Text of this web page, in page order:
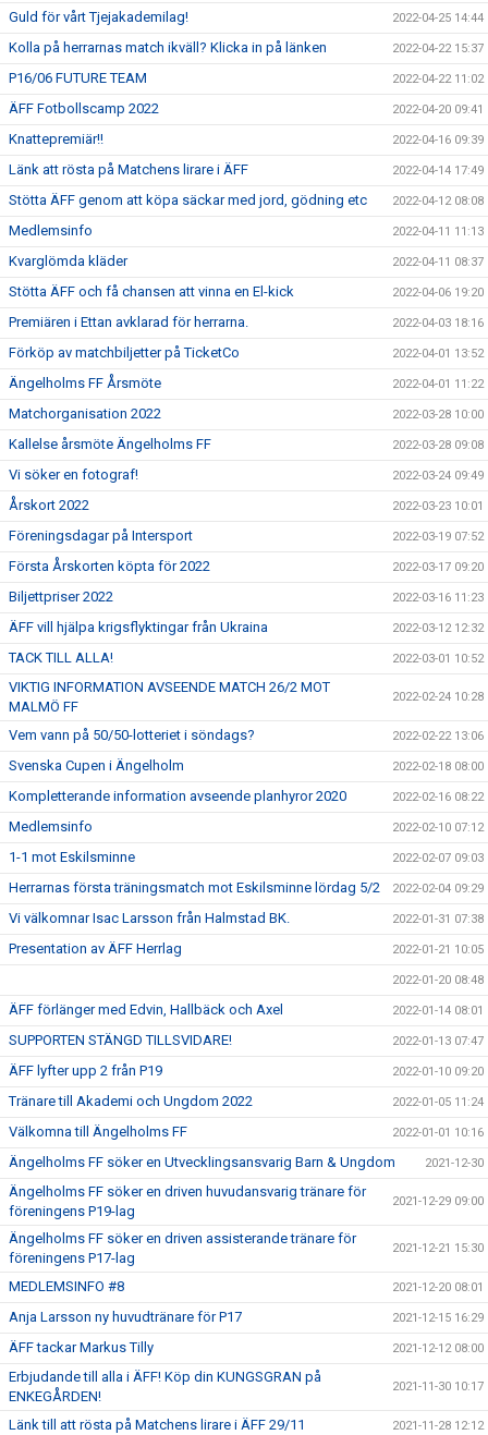
Guld för vårt Tjejakademilag! 2022-04-25 14:44
Kolla på herrarnas match ikväll? Klicka in på länken 2022-04-22 15:37
P16/06 FUTURE TEAM 2022-04-22 11:02
ÄFF Fotbollscamp 2022 2022-04-20 09:41
Knattepremiär!! 2022-04-16 09:39
Länk att rösta på Matchens lirare i ÄFF 2022-04-14 17:49
Stötta ÄFF genom att köpa säckar med jord, gödning etc 2022-04-12 08:08
Medlemsinfo 2022-04-11 11:13
Kvarglömda kläder 2022-04-11 08:37
Stötta ÄFF och få chansen att vinna en El-kick 2022-04-06 19:20
Premiären i Ettan avklarad för herrarna. 2022-04-03 18:16
Förköp av matchbiljetter på TicketCo 2022-04-01 13:52
Ängelholms FF Årsmöte 2022-04-01 11:22
Matchorganisation 2022 2022-03-28 10:00
Kallelse årsmöte Ängelholms FF 2022-03-28 09:08
Vi söker en fotograf! 2022-03-24 09:49
Årskort 2022 2022-03-23 10:01
Föreningsdagar på Intersport 2022-03-19 07:52
Första Årskorten köpta för 2022 2022-03-17 09:20
Biljettpriser 2022 2022-03-16 11:23
ÄFF vill hjälpa krigsflyktingar från Ukraina 2022-03-12 12:32
TACK TILL ALLA! 2022-03-01 10:52
VIKTIG INFORMATION AVSEENDE MATCH 26/2 MOT
MALMÖ FF
2022-02-24 10:28
Vem vann på 50/50-lotteriet i söndags? 2022-02-22 13:06
Svenska Cupen i Ängelholm 2022-02-18 08:00
Kompletterande information avseende planhyror 2020 2022-02-16 08:22
Medlemsinfo 2022-02-10 07:12
1-1 mot Eskilsminne 2022-02-07 09:03
Herrarnas första träningsmatch mot Eskilsminne lördag 5/2 2022-02-04 09:29
Vi välkomnar Isac Larsson från Halmstad BK. 2022-01-31 07:38
Presentation av ÄFF Herrlag 2022-01-21 10:05
2022-01-20 08:48
ÄFF förlänger med Edvin, Hallbäck och Axel 2022-01-14 08:01
SUPPORTEN STÄNGD TILLSVIDARE! 2022-01-13 07:47
ÄFF lyfter upp 2 från P19 2022-01-10 09:20
Tränare till Akademi och Ungdom 2022 2022-01-05 11:24
Välkomna till Ängelholms FF 2022-01-01 10:16
Ängelholms FF söker en Utvecklingsansvarig Barn & Ungdom 2021-12-30
Ängelholms FF söker en driven huvudansvarig tränare för
föreningens P19-lag
2021-12-29 09:00
Ängelholms FF söker en driven assisterande tränare för
föreningens P17-lag
2021-12-21 15:30
MEDLEMSINFO #8 2021-12-20 08:01
Anja Larsson ny huvudtränare för P17 2021-12-15 16:29
ÄFF tackar Markus Tilly 2021-12-12 08:00
Erbjudande till alla i ÄFF! Köp din KUNGSGRAN på
ENKEGÅRDEN!
2021-11-30 10:17
Länk till att rösta på Matchens lirare i ÄFF 29/11 2021-11-28 12:12